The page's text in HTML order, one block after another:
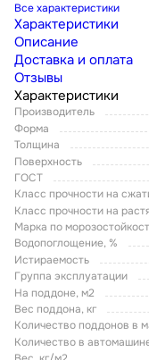
Все характеристики
Характеристики
Описание
Доставка и оплата
Отзывы
Характеристики
Производитель
Форма
Толщина
Поверхность
ГОСТ
Класс прочности на
Класс прочности на
Марка по
Водопоглощение, %
Истираемость
Группа эксплуатации
На поддоне, м2
Вес поддона, кг
Количество поддонов в
Количество в